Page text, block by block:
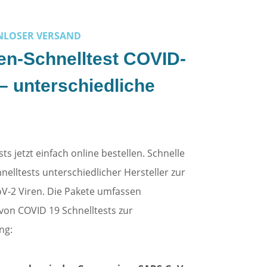
VERSAND
Schnelltest COVID-
unterschiedliche
jetzt einfach online bestellen. Schnelle
unterschiedlicher Hersteller zur
2 Viren. Die Pakete umfassen
COVID 19 Schnelltests zur